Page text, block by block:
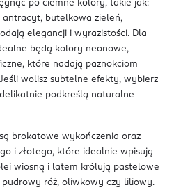
po ciemne kolory, takie jak:
butelkowa zieleń,
elegancji i wyrazistości. Dla
będą kolory neonowe,
które nadają paznokciom
wolisz subtelne efekty, wybierz
podkreślą naturalne
brokatowe wykończenia oraz
i złotego, które idealnie wpisują
wiosną i latem królują pastelowe
róż, oliwkowy czy liliowy.